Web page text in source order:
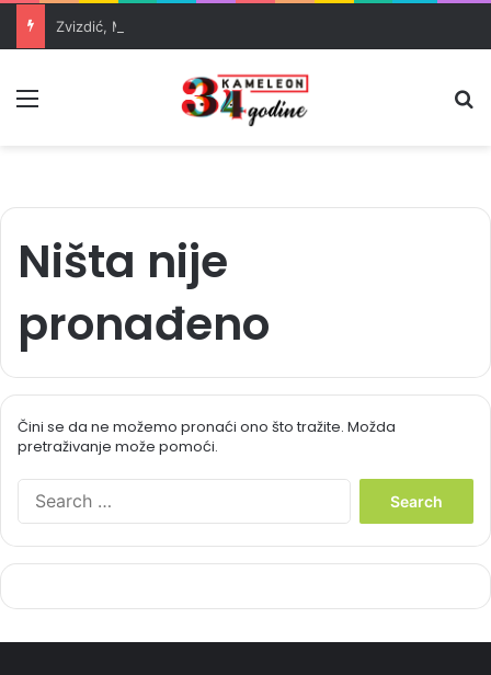
Ništa nije
pronađeno
Čini se da ne možemo pronaći ono što tražite. Možda
pretraživanje može pomoći.
h